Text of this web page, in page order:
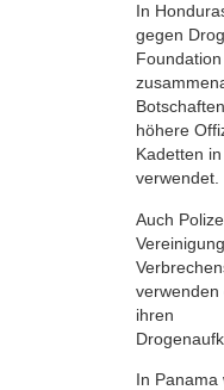
In
gegen
höhere
Kadetten
verwendet.
Auch
verwenden
ihren
In Panama